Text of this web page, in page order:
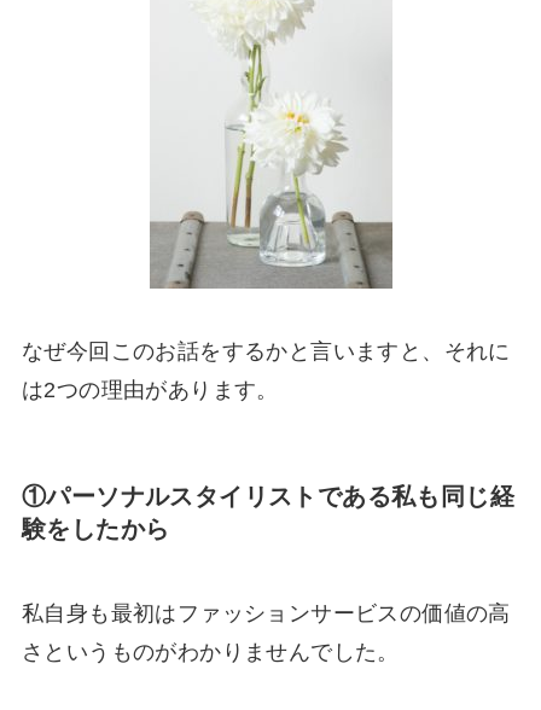
なぜ今回このお話をするかと言いますと、それに
は2つの理由があります。
①パーソナルスタイリストである私も同じ経
験をしたから
私自身も最初はファッションサービスの価値の高
さというものがわかりませんでした。